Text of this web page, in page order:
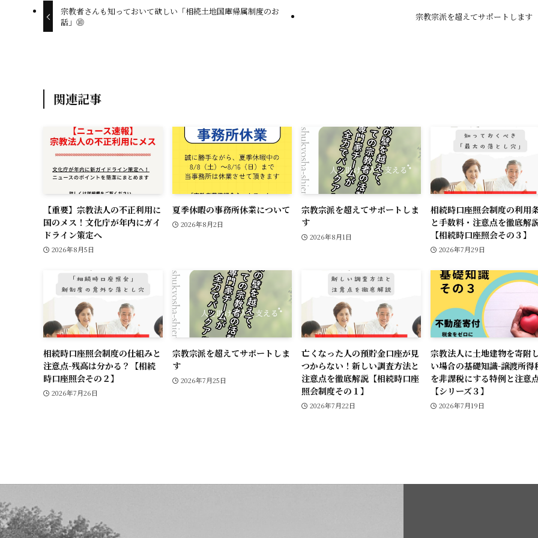
o
宗教者さんも知っておいて欲しい「相続土地国庫帰属制度のお
話」⑩
宗教宗派を超えてサポートします
関連記事
【重要】宗教法人の不正利用に
国のメス！文化庁が年内にガイ
ドライン策定へ
2026年8月5日
夏季休暇の事務所休業について
2026年8月2日
宗教宗派を超えてサポートしま
す
2026年8月1日
相続時口座照会制度の利用
と手数料・注意点を徹底解
【相続時口座照会その３】
2026年7月29日
相続時口座照会制度の仕組みと
注意点-残高は分かる？【相続
時口座照会その２】
2026年7月26日
宗教宗派を超えてサポートしま
す
2026年7月25日
亡くなった人の預貯金口座が見
つからない！新しい調査方法と
注意点を徹底解説【相続時口座
照会制度その１】
2026年7月22日
宗教法人に土地建物を寄附
い場合の基礎知識-譲渡所得
を非課税にする特例と注意
【シリーズ３】
2026年7月19日